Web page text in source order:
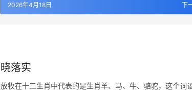
下
2026年4月18日
落实
牧在十二生肖中代表的是生肖羊、马、牛、骆驼，这个词